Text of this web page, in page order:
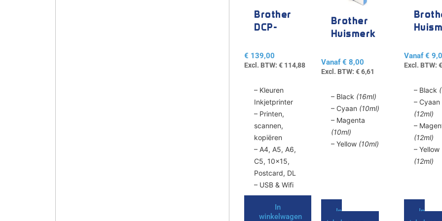
Brother
DCP-
€ 139,00
Excl. BTW:€ 114,88
– Kleuren
Inkjetprinter
– Printen,
scannen,
kopiëren
– A4, A5, A6,
C5, 10×15,
Postcard, DL
– USB & Wifi
In
winkelwagen
Brother
Huismerk
123
Vanaf€ 8,00
Excl. BTW: €6,61
– Black (16ml)
– Cyaan (10ml)
– Magenta
(10ml)
– Yellow (10ml)
In
variaties.
Deze
optie
kan
worden
op
productpagina
1240
1280
Vanaf€
Excl. BTW: €
– Black
– Cyaan
(12ml)
–
(12ml)
– Yellow
(12ml)
In
Deze
optie
gekozen
worden